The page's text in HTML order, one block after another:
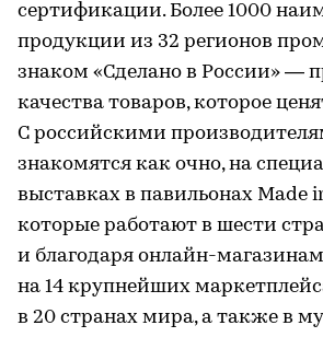
сертификации. Более 1000
продукции из 32 регионов
знаком «Сделано в России» —
качества товаров, которое
С российскими
знакомятся как очно, на
выставках в павильонах Made
которые работают в шести
и благодаря онлайн-
на 14 крупнейших
в 20 странах мира, а также в